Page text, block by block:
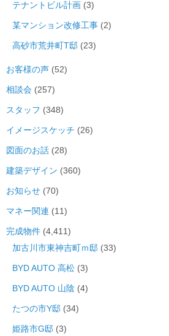
テナントビル計画 (3)
某マンション改修工事 (2)
高砂市荒井町T邸 (23)
お客様の声 (52)
相談会 (257)
スタッフ (348)
イメージスケッチ (26)
図面のお話 (28)
建築デザイン (360)
お知らせ (70)
マネー関連 (11)
完成物件 (4,411)
加古川市東神吉町ｍ邸 (33)
BYD AUTO 高松 (3)
BYD AUTO 山陰 (4)
たつの市Y邸 (34)
姫路市G邸 (3)